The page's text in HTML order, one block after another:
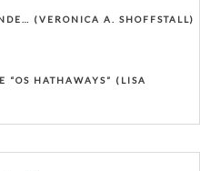
(VERONICA A. SHOFFSTALL)
“OS HATHAWAYS” (LISA